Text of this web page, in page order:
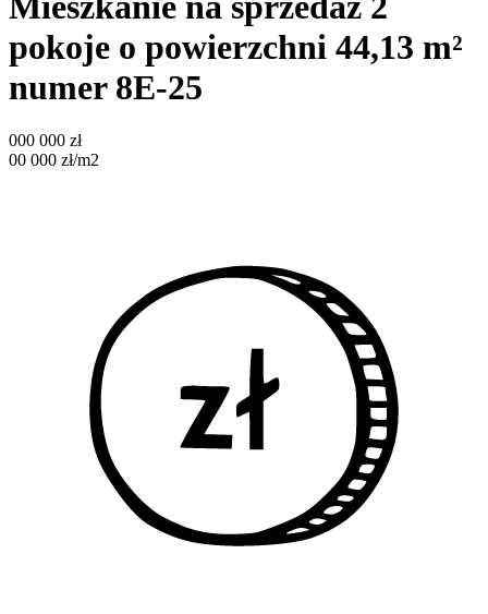
pokoje o powierzchni 44,13 m²
numer 8E-25
000 000 zł
00 000 zł/m2